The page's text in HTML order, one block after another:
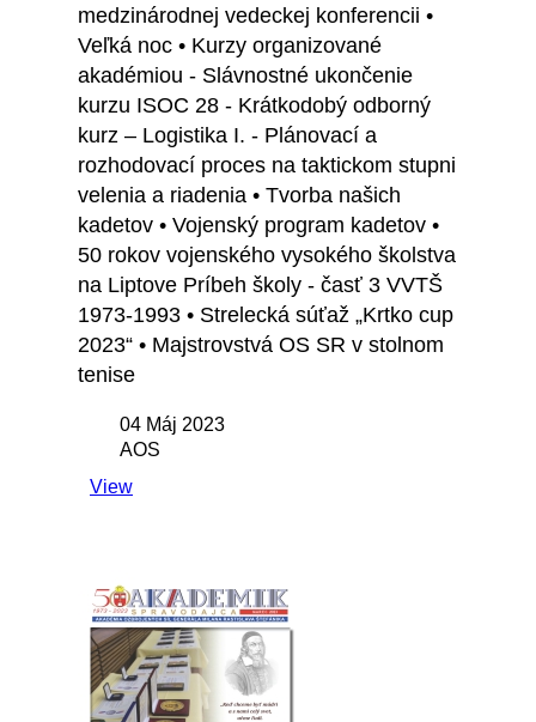
medzinárodnej vedeckej konferencii •
Veľká noc • Kurzy organizované
akadémiou - Slávnostné ukončenie
kurzu ISOC 28 - Krátkodobý odborný
kurz – Logistika I. - Plánovací a
rozhodovací proces na taktickom stupni
velenia a riadenia • Tvorba našich
kadetov • Vojenský program kadetov •
50 rokov vojenského vysokého školstva
na Liptove Príbeh školy - časť 3 VVTŠ
1973-1993 • Strelecká súťaž „Krtko cup
2023“ • Majstrovstvá OS SR v stolnom
tenise
04 Máj 2023
AOS
View